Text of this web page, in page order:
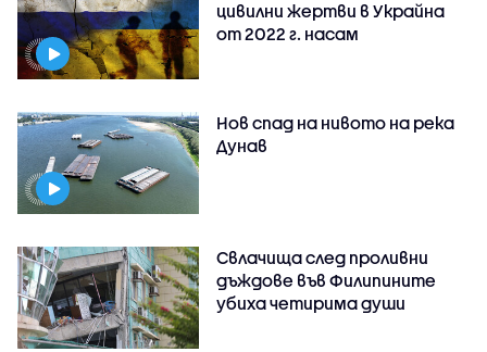
цивилни жертви в Украйна
от 2022 г. насам
Нов спад на нивото на река
Дунав
Свлачища след проливни
дъждове във Филипините
убиха четирима души